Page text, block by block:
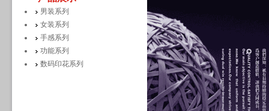
男装系列
女装系列
手感系列
功能系列
数码印花系列